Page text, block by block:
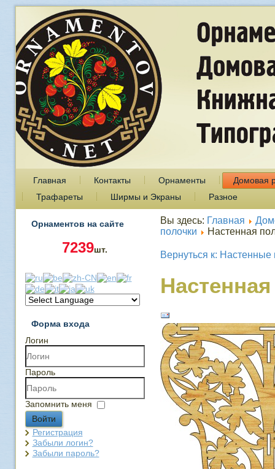
Главная Контакты Орнаменты
Домовая
Трафареты
Ширмы и Экраны Разное
Орнаментов на сайте
7239шт.
Форма входа
Логин
Пароль
Запомнить меня
Войти
Регистрация
Забыли логин?
Забыли пароль?
Вы здесь: Главная
полочки
Настенная
Вернуться к: Настенные